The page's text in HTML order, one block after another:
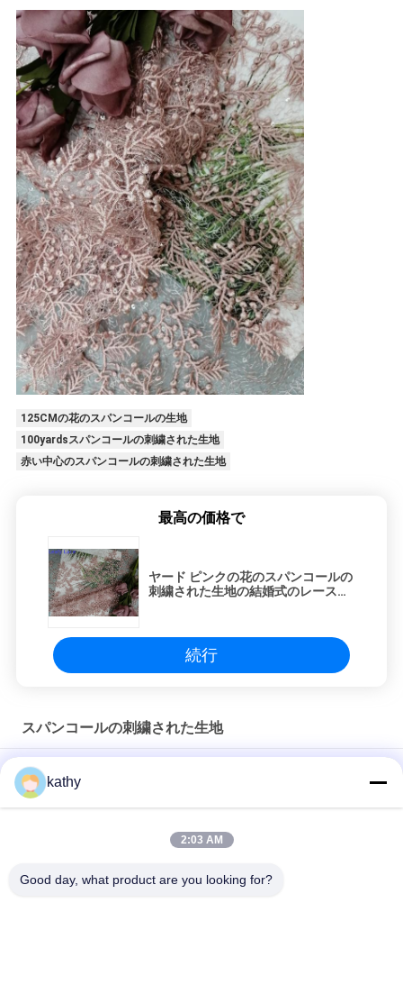
125CMの花のスパンコールの生地
100yardsスパンコールの刺繍された生地
赤い中心のスパンコールの刺繍された生地
最高の価格で
ヤード ピンクの花のスパンコールの
刺繍された生地の結婚式のレースの
続行
スパンコールの刺繍された生地
3D フローラル セキンの刺身布 誕生日パーティーのドレス
カラフルなバタフライ 高品質の柔らかいセックイン 刺?? 織物
kathy
2:03 AM
Good day, what product are you looking for?